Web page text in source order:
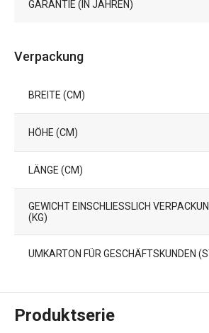
GARANTIE (IN JAHREN)
Verpackung
BREITE (CM)
HÖHE (CM)
LÄNGE (CM)
GEWICHT EINSCHLIESSLICH
KG)
UMKARTON FÜR GESCHÄFTSKUNDEN
Produktserie